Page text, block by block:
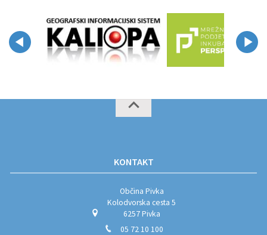
KONTAKT
Občina Pivka
Kolodvorska cesta 5
6257 Pivka
05 72 10 100